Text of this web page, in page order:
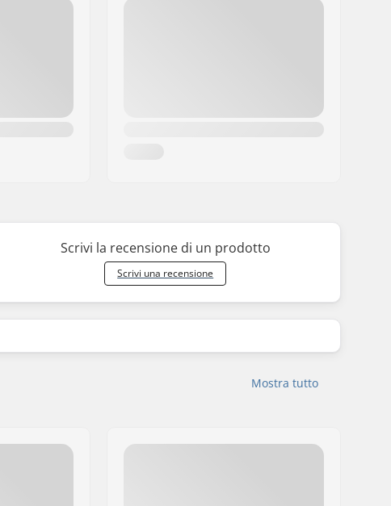
Scrivi la recensione di un prodotto
Scrivi una recensione
Mostra tutto